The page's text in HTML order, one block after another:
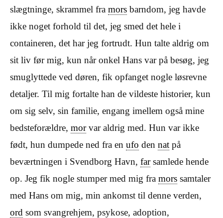
slægtninge, skrammel fra mors barndom, jeg havde
ikke noget forhold til det, jeg smed det hele i
containeren, det har jeg fortrudt. Hun talte aldrig om
sit liv før mig, kun når onkel Hans var på besøg, jeg
smuglyttede ved døren, fik opfanget nogle løsrevne
detaljer. Til mig fortalte han de vildeste historier, kun
om sig selv, sin familie, engang imellem også mine
bedsteforældre, morvar aldrig med. Hun var ikke
født, hun dumpede ned fra en ufo den nat på
beværtningen i Svendborg Havn, farsamlede hende
op. Jeg fik nogle stumper med mig fra mors samtaler
med Hans om mig, min ankomst til denne verden,
ord som svangrehjem, psykose, adoption,